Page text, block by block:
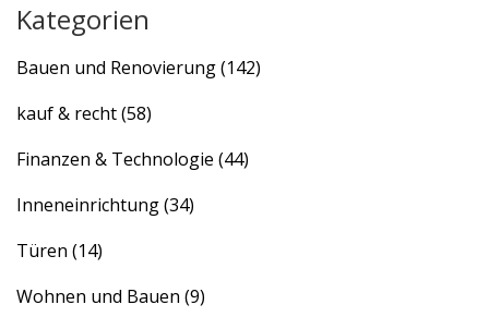
Kategorien
Bauen und Renovierung(142)
kauf & recht(58)
Finanzen & Technologie (44)
Inneneinrichtung(34)
Türen (14)
Wohnen und Bauen (9)